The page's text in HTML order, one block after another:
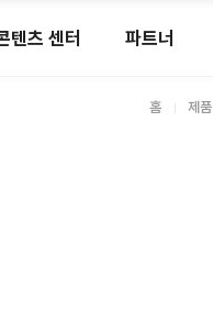
텐츠 센터 파트너
홈 제품